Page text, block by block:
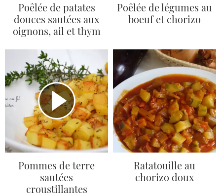
Poêlée de patates
douces sautées aux
oignons, ail et thym
Poêlée de légumes au
boeuf et chorizo
Pommes de terre
sautées
croustillantes
Ratatouille au
chorizo doux